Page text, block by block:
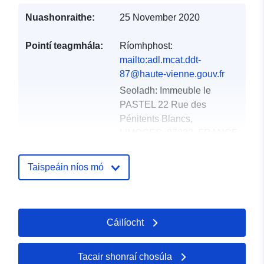
Nuashonraithe: 25 November 2020
Pointí teagmhála:
Ríomhphost:
mailto:adl.mcat.ddt-
87@haute-vienne.gouv.fr
Seoladh: Immeuble le
PASTEL 22 Rue des
Pénitents Blancs,
December 2021
Nuashonraithe ar data.europa.eu:
01 October 2022
Taispeáin níos mó
Cáilíocht
Tacair shonraí chosúla